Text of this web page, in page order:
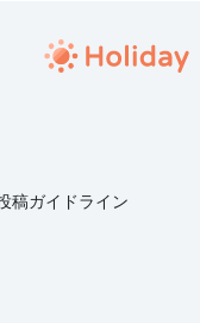
送当時のものです。詳細は各
舗までお問い合わせくださ
稿ガイドライン